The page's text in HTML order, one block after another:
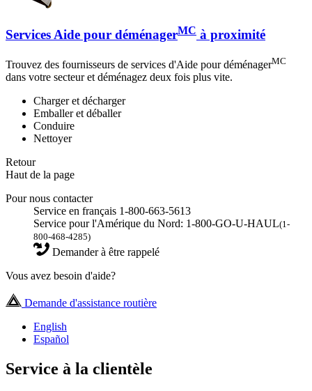
Services Aide pour déménagerMC à proximité
Trouvez des fournisseurs de services d'Aide pour déménagerMC
dans votre secteur et déménagez deux fois plus vite.
Charger et décharger
Emballer et déballer
Conduire
Nettoyer
Retour
Haut de la page
Pour nous contacter
Service en français 1-800-663-5613
Service pour l'Amérique du Nord: 1-800-GO-U-HAUL(1-
800-468-4285)
Demander à être rappelé
Vous avez besoin d'aide?
Demande d'assistance routière
English
Español
Service à la clientèle